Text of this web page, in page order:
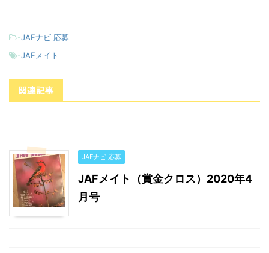
-JAFナビ 応募
-JAFメイト
関連記事
JAFナビ 応募
JAFメイト（賞金クロス）2020年4
月号